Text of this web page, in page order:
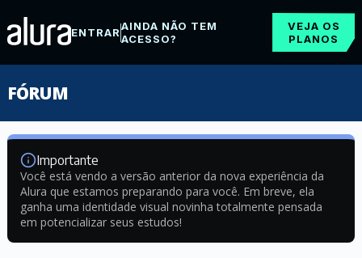
ENTRARAINDA NÃO TEM
ACESSO?
VEJA OS
PLANOS
FÓRUM
Importante
Você está vendo a versão anterior da nova experiência da
Alura que estamos preparando para você. Em breve, ela
ganha uma identidade visual novinha totalmente pensada
em potencializar seus estudos!